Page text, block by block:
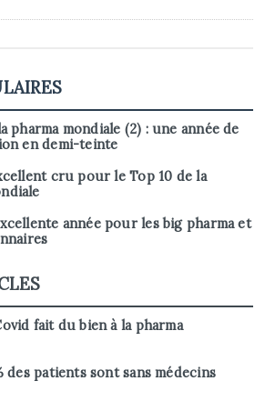
pharma mondiale (2) : une année de
en demi-teinte
cru pour le Top 10 de la
année pour les big pharma et
fait du bien à la pharma
des patients sont sans médecins